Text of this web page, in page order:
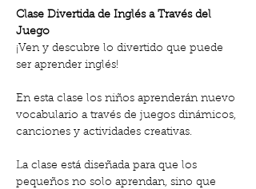
Clase Divertida de Inglés a Través del
Juego
¡Ven y descubre lo divertido que puede
ser aprender inglés!
En esta clase los niños aprenderán nuevo
vocabulario a través de juegos dinámicos,
canciones y actividades creativas.
La clase está diseñada para que los
pequeños no solo aprendan, sino que